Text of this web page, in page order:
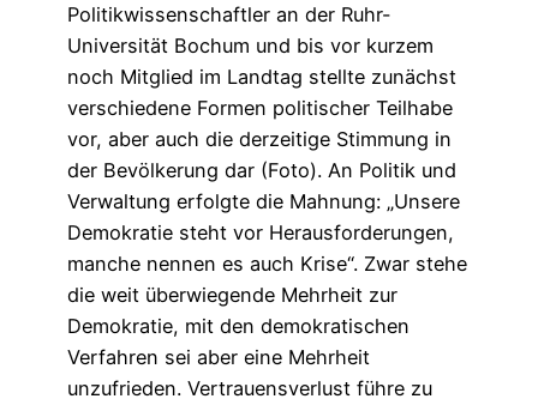
Politikwissenschaftler an der Ruhr-
Universität Bochum und bis vor kurzem
noch Mitglied im Landtag stellte zunächst
verschiedene Formen politischer Teilhabe
vor, aber auch die derzeitige Stimmung in
der Bevölkerung dar (Foto). An Politik und
Verwaltung erfolgte die Mahnung: „Unsere
Demokratie steht vor Herausforderungen,
manche nennen es auch Krise“. Zwar stehe
die weit überwiegende Mehrheit zur
Demokratie, mit den demokratischen
Verfahren sei aber eine Mehrheit
unzufrieden. Vertrauensverlust führe zu